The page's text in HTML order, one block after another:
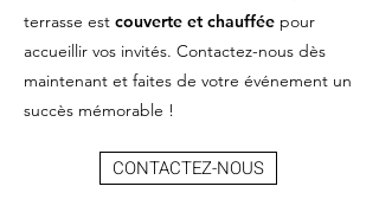
terrasse est couverte et chauffée pour
accueillir vos invités. Contactez-nous dès
maintenant et faites de votre événement un
succès mémorable !
CONTACTEZ-NOUS